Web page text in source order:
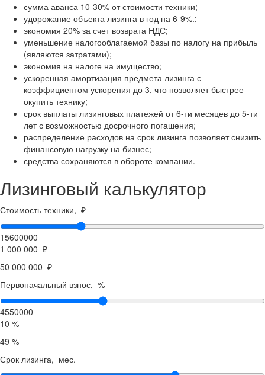
сумма аванса 10-30% от стоимости техники;
удорожание объекта лизинга в год на 6-9%.;
экономия 20% за счет возврата НДС;
уменьшение налогооблагаемой базы по налогу на прибыль
(являются затратами);
экономия на налоге на имущество;
ускоренная амортизация предмета лизинга с
коэффициентом ускорения до 3, что позволяет быстрее
окупить технику;
срок выплаты лизинговых платежей от 6-ти месяцев до 5-ти
лет с возможностью досрочного погашения;
распределение расходов на срок лизинга позволяет снизить
финансовую нагрузку на бизнес;
средства сохраняются в обороте компании.
Лизинговый калькулятор
Стоимость техники, ₽
15600000
1 000 000 ₽
50 000 000 ₽
Первоначальный взнос, %
4550000
10 %
49 %
Срок лизинга, мес.